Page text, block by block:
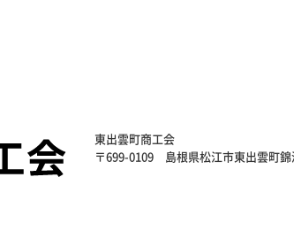
東出雲町商工会
〒699-0109 島根県松江市東出雲町